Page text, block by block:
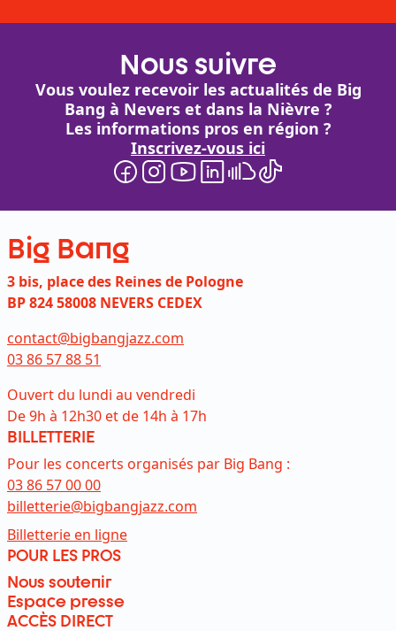
Nous suivre
Vous voulez recevoir les actualités de Big
Bang à Nevers et dans la Nièvre ?
Les informations pros en région ?
Inscrivez-vous ici
Big Bang
3 bis, place des Reines de Pologne
BP 824 58008 NEVERS CEDEX
contact@bigbangjazz.com
03 86 57 88 51
Ouvert du lundi au vendredi
De 9h à 12h30 et de 14h à 17h
BILLETTERIE
Pour les concerts organisés par Big Bang :
03 86 57 00 00
billetterie@bigbangjazz.com
Billetterie en ligneLien externe et ouvre dans un nouvel
POUR LES PROS
Nous soutenir
Espace presse
ACCÈS DIRECT